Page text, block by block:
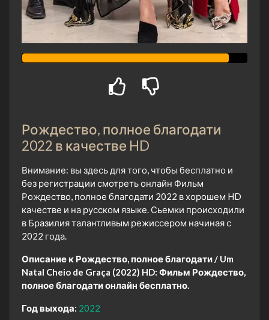
Рождество, полное благодати
2022 в качестве HD
Внимание: вы здесь для того, чтобы бесплатно и
без регистрации смотреть онлайн Фильм
Рождество, полное благодати 2022 в хорошем HD
качестве и на русском языке. Сьемки происходили
в Бразилия талантливым режиссером начиная с
2022 года.
Описание к Рождество, полное благодати / Um
Natal Cheio de Graça (2022) HD: Фильм Рождество,
полное благодати онлайн бесплатно.
Год выхода: 2022